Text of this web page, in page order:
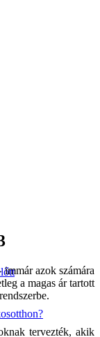
azok számára
a magas ár tartott
tervezték, akik